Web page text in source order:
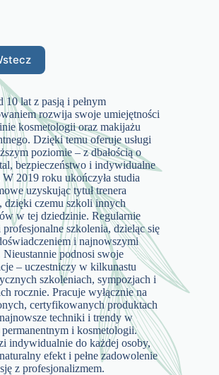
10 lat z pasją i pełnym
rozwija swoje umiejętności
kosmetologii oraz makijażu
Dzięki temu oferuje usługi
poziomie – z dbałością o
bezpieczeństwo i indywidualne
W 2019 roku ukończyła studia
uzyskując tytuł trenera
dzięki czemu szkoli innych
w tej dziedzinie. Regularnie
szkolenia, dzieląc się
i najnowszymi
Nieustannie podnosi swoje
– uczestniczy w kilkunastu
szkoleniach, sympozjach i
rocznie. Pracuje wyłącznie na
certyfikowanych produktach
techniki i trendy w
i kosmetologii.
indywidualnie do każdej osoby,
efekt i pełne zadowolenie
z profesjonalizmem.